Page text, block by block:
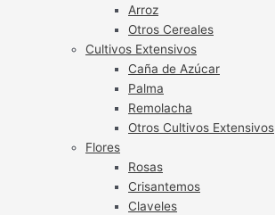
Arroz
Otros Cereales
Cultivos Extensivos
Caña de Azúcar
Palma
Remolacha
Otros Cultivos Extensivos
Flores
Rosas
Crisantemos
Claveles